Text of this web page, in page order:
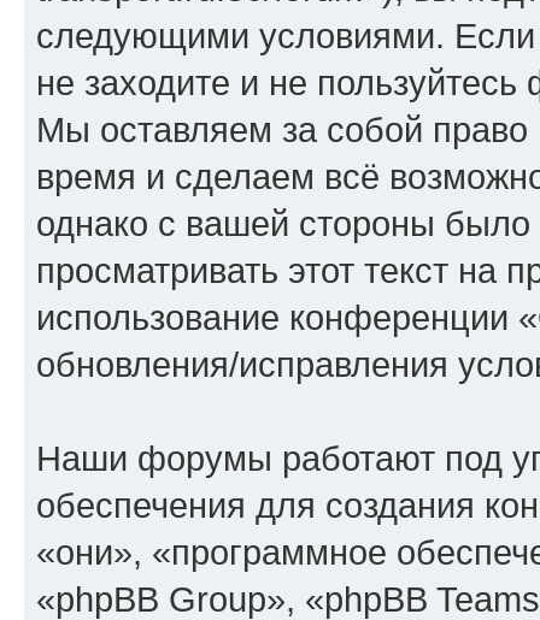
следующими условиями.
не заходите и не
Мы оставляем за собой
время и сделаем всё
однако с вашей стороны
просматривать этот текст на
использование конференции
обновления/исправления
Наши форумы работают под
обеспечения для создания
«они», «программное
«phpBB Group», «phpBB